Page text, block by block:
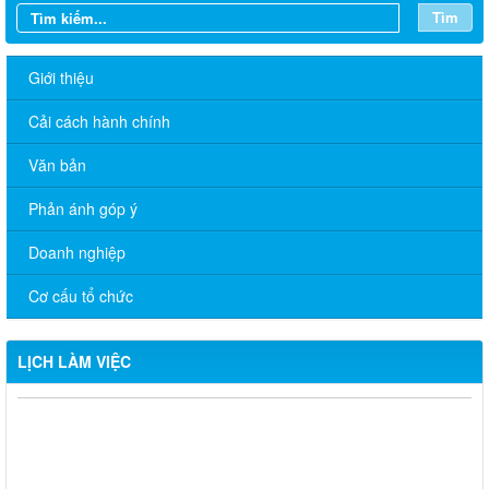
Tìm
Giới thiệu
Cải cách hành chính
Văn bản
Phản ánh góp ý
Doanh nghiệp
Cơ cấu tổ chức
LỊCH LÀM VIỆC
CHƯƠNG TRÌNH LÀM VIỆC TUẦN CỦA THƯỜNG TRỰC